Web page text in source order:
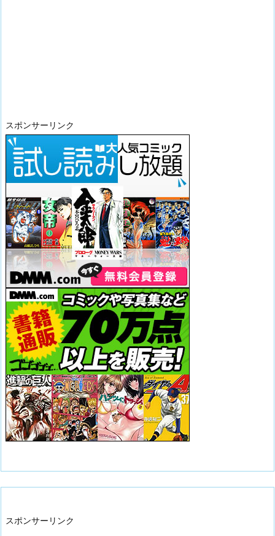
スポンサーリンク
スポンサーリンク